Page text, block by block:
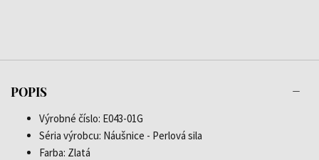
POPIS
Výrobné číslo: E043-01G
Séria výrobcu: Náušnice - Perlová sila
Farba: Zlatá